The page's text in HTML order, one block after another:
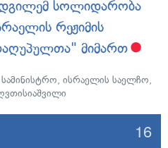
სოლიდარობა
რეჟიმის
მიმართ
, ისრაელის საელჩო,
16